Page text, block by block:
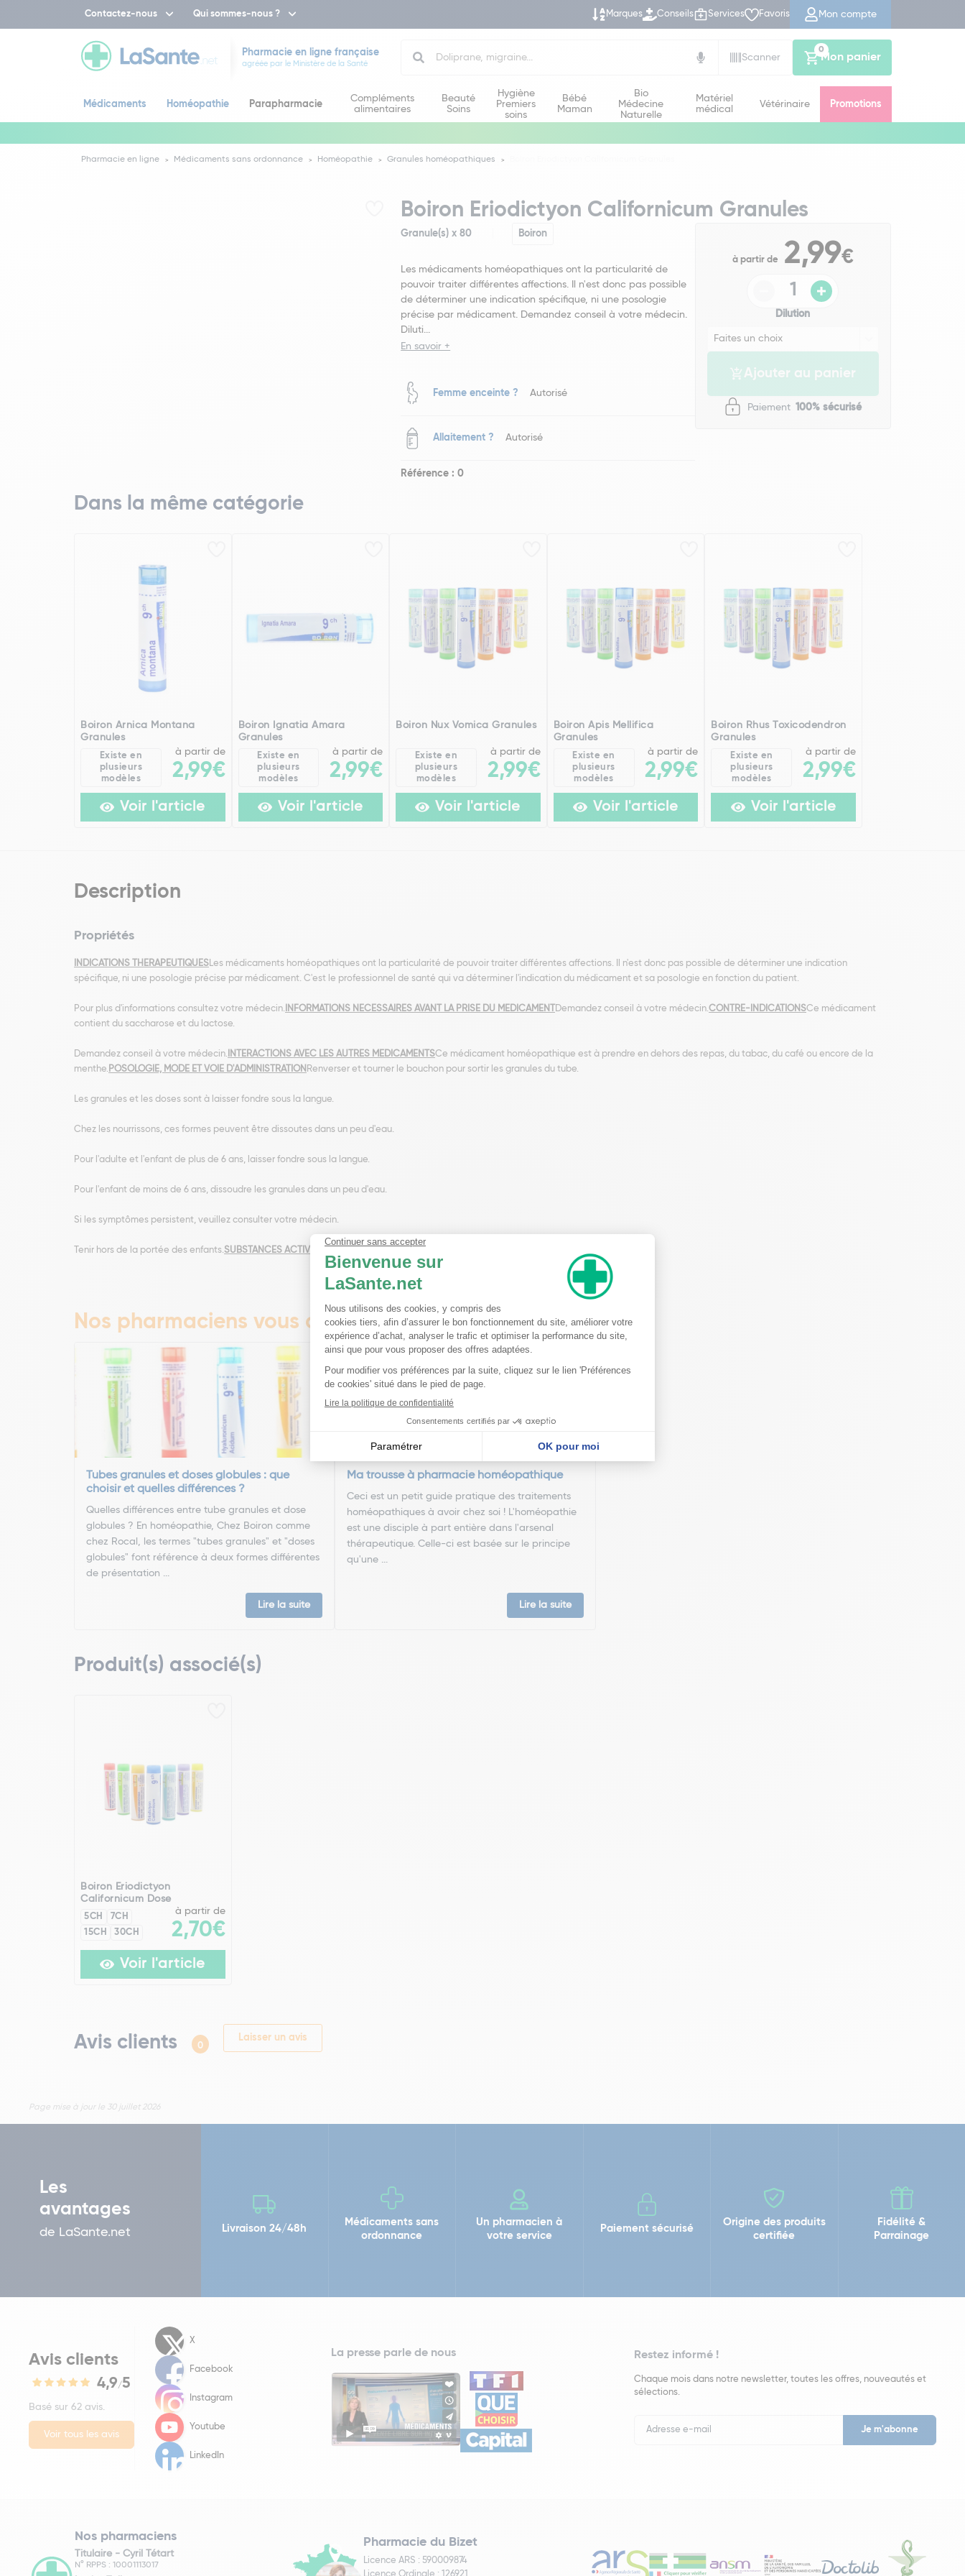
Contactez-nous Qui sommes-nous ? Marques Conseils Services Favoris Mon compte
Pharmacie en ligne française
agréée par le Ministère de la Santé
Scanner
Mon panier
0
Médicaments Homéopathie Parapharmacie
Compléments
alimentaires
Beauté
Soins
Hygiène
Premiers
soins
Bébé
Maman
Bio
Médecine
Naturelle
Matériel
médical
Vétérinaire Promotions
Pharmacie en ligne Médicaments sans ordonnance Homéopathie Granules homéopathiques
Boiron Eriodictyon Californicum Granules
Granule(s) x 80 Boiron
Les médicaments homéopathiques ont la particularité de
pouvoir traiter différentes affections. Il n'est donc pas possible
de déterminer une indication spécifique, ni une posologie
précise par médicament. Demandez conseil à votre médecin.
Diluti...
En savoir +
Femme enceinte ? Autorisé
Allaitement ? Autorisé
Référence : 0
à partir de 2,99€
Dilution
Ajouter au panier
Paiement 100% sécurisé
Dans la même catégorie
Boiron Arnica Montana
Granules
Existe en
plusieurs
modèles
à partir de
2,99€
Voir l'article
Boiron Ignatia Amara
Granules
Existe en
plusieurs
modèles
à partir de
2,99€
Voir l'article
Boiron Nux Vomica Granules
Existe en
plusieurs
modèles
à partir de
2,99€
Voir l'article
Boiron Apis Mellifica
Granules
Existe en
plusieurs
modèles
à partir de
2,99€
Voir l'article
Boiron Rhus Toxicodendron
Granules
Existe en
plusieurs
modèles
à partir de
2,99€
Voir l'article
Description
Propriétés
INDICATIONS THERAPEUTIQUESLes médicaments homéopathiques ont la particularité de pouvoir traiter différentes affections. Il n'est donc pas possible de déterminer une indication
spécifique, ni une posologie précise par médicament. C'est le professionnel de santé qui va déterminer l'indication du médicament et sa posologie en fonction du patient.
Pour plus d'informations consultez votre médecin. INFORMATIONS NECESSAIRES AVANT LA PRISE DU MEDICAMENT Demandez conseil à votre médecin.CONTRE-INDICATIONSCe médicament
contient du saccharose et du lactose.
Demandez conseil à votre médecin. INTERACTIONS AVEC LES AUTRES MEDICAMENTSCe médicament homéopathique est à prendre en dehors des repas, du tabac, du café ou encore de la
menthe. POSOLOGIE, MODE ET VOIE D'ADMINISTRATION Renverser et tourner le bouchon pour sortir les granules du tube.
Les granules et les doses sont à laisser fondre sous la langue.
Chez les nourrissons, ces formes peuvent être dissoutes dans un peu d'eau.
Pour l'adulte et l'enfant de plus de 6 ans, laisser fondre sous la langue.
Pour l'enfant de moins de 6 ans, dissoudre les granules dans un peu d'eau.
Si les symptômes persistent, veuillez consulter votre médecin.
Tenir hors de la portée des enfants.SUBSTANCES ACTIVES
Nos pharmaciens vous conseillent
Tubes granules et doses globules : que
choisir et quelles différences ?
Quelles différences entre tube granules et dose
globules ? En homéopathie, Chez Boiron comme
chez Rocal, les termes "tubes granules" et "doses
globules" font référence à deux formes différentes
de présentation ...
Lire la suite
Ma trousse à pharmacie homéopathique
Ceci est un petit guide pratique des traitements
homéopathiques à avoir chez soi ! L'homéopathie
est une disciple à part entière dans l'arsenal
thérapeutique. Celle-ci est basée sur le principe
qu'une ...
Lire la suite
Produit(s) associé(s)
Boiron Eriodictyon
Californicum Dose
5CH
7CH
15CH
30CH
à partir de
2,70€
Voir l'article
Avis clients 0
Laisser un avis
Page mise à jour le 30 juillet 2026
Les
avantages
de LaSante.net Livraison 24/48h
Médicaments sans
ordonnance
Un pharmacien à
votre service
Paiement sécurisé
Origine des produits
certifiée
Fidélité &
Parrainage
Avis clients
4,9/5
Basé sur 62 avis.
Voir tous les avis
X
Facebook
Instagram
Youtube
LinkedIn
La presse parle de nous Restez informé !
Chaque mois dans notre newsletter, toutes les offres, nouveautés et
sélections.
Newsletter
Nos pharmaciens
Titulaire - Cyril Tétart
N° RPPS : 10001113017
Pharmacie du Bizet
Licence ARS : 590009874